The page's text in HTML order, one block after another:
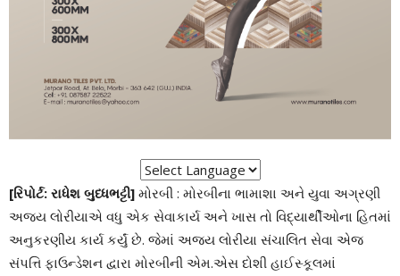
[રિપોર્ટ: રાધેશ બુધ્ધભટ્ટી] મોરબી : મોરબીના ભામાશા અને યુવા અગ્રણી
અજય લોરીયાએ વધુ એક સેવાકાર્ય અને ખાસ તો વિદ્યાર્થીઓના હિતમાં
અનુકરણીય કાર્ય કર્યું છે. જેમાં અજય લોરીયા સંચાલિત સેવા એજ
સંપત્તિ ફાઉન્ડેશન દ્વારા મોરબીની એમ.એસ દોશી હાઈસ્કૂલમાં